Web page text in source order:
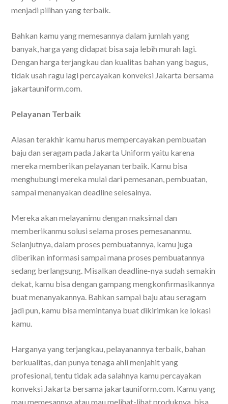
menjadi pilihan yang terbaik.
Bahkan kamu yang memesannya dalam jumlah yang
banyak, harga yang didapat bisa saja lebih murah lagi.
Dengan harga terjangkau dan kualitas bahan yang bagus,
tidak usah ragu lagipercayakan konveksi Jakarta bersama
jakartauniform.com.
Pelayanan Terbaik
Alasan terakhir kamu harus mempercayakan pembuatan
baju dan seragam pada Jakarta Uniform yaitu karena
mereka memberikan pelayanan terbaik. Kamu bisa
menghubungi mereka mulai dari pemesanan, pembuatan,
sampai menanyakan deadline selesainya.
Mereka akan melayanimu dengan maksimal dan
memberikanmu solusi selama proses pemesananmu.
Selanjutnya, dalam proses pembuatannya, kamu juga
diberikan informasi sampai mana proses pembuatannya
sedang berlangsung. Misalkan deadline-nya sudah semakin
dekat, kamu bisa dengan gampang mengkonfirmasikannya
buat menanyakannya. Bahkan sampai baju atau seragam
jadi pun, kamu bisa memintanya buat dikirimkan ke lokasi
kamu.
Harganya yang terjangkau, pelayanannya terbaik, bahan
berkualitas, dan punya tenaga ahli menjahit yang
profesional, tentu tidak ada salahnya kamupercayakan
konveksi Jakarta bersama jakartauniform.com. Kamu yang
mau memesannya atau mau melihat-lihat produknya, bisa